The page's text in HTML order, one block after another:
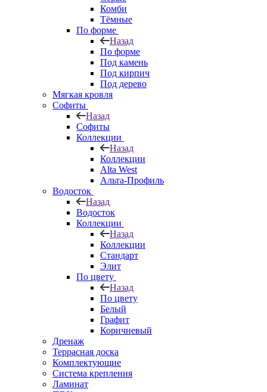
Комби
Тёмные
По форме
Назад
По форме
Под камень
Под кирпич
Под дерево
Мягкая кровля
Софиты
Назад
Софиты
Коллекции
Назад
Коллекции
Alta West
Альта-Профиль
Водосток
Назад
Водосток
Коллекции
Назад
Коллекции
Стандарт
Элит
По цвету
Назад
По цвету
Белый
Графит
Коричневый
Дренаж
Террасная доска
Комплектующие
Система крепления
Ламинат